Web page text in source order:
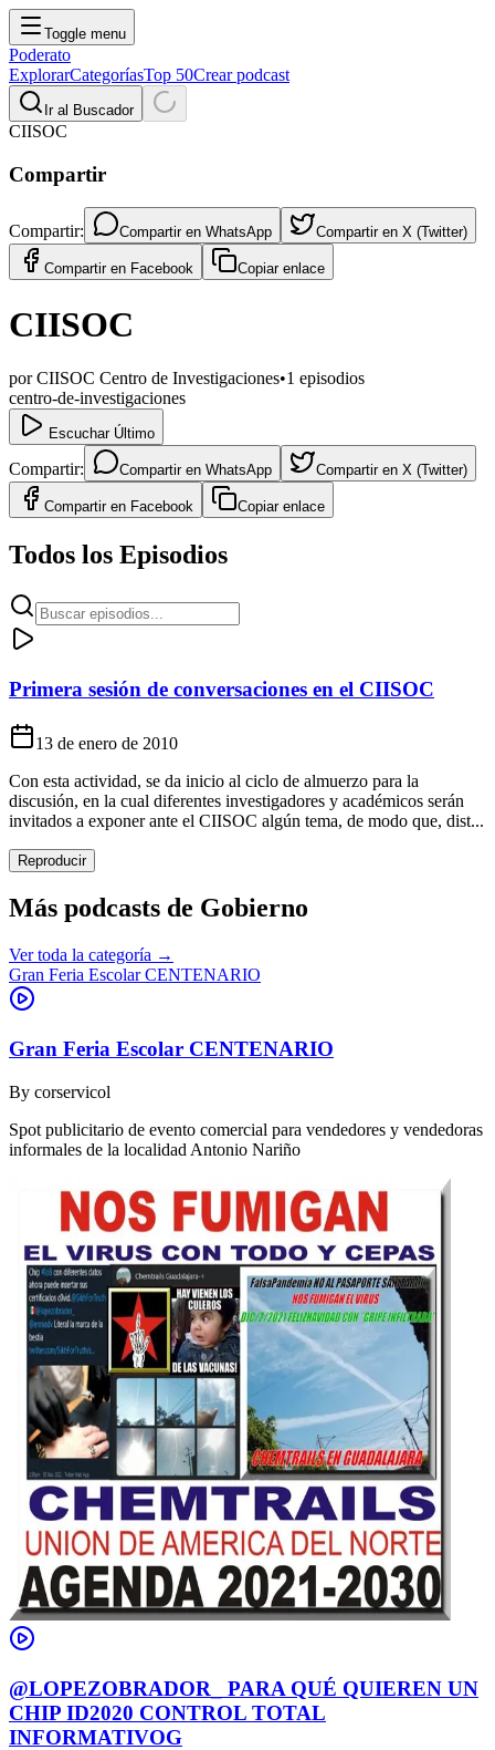
Toggle menu
Poderato
ExplorarCategoríasTop 50Crear podcast
Ir al Buscador
CIISOC
Compartir
Compartir: Compartir en WhatsApp Compartir en X (Twitter)
Compartir en Facebook Copiar enlace
CIISOC
porCIISOC Centro de Investigaciones•1 episodios
centro-de-investigaciones
Escuchar Último
Compartir: Compartir en WhatsApp Compartir en X (Twitter)
Compartir en Facebook Copiar enlace
Todos los Episodios
Primera sesión de conversaciones en el CIISOC
13 de enero de 2010
Con esta actividad, se da inicio al ciclo de almuerzo para la
discusión, en la cual diferentes investigadores y académicos serán
invitados a exponer ante el CIISOC algún tema, de modo que, dist...
Reproducir
Más podcasts de Gobierno
Ver toda la categoría →
Gran Feria Escolar CENTENARIO
Gran Feria Escolar CENTENARIO
By corservicol
Spot publicitario de evento comercial para vendedores y vendedoras
informales de la localidad Antonio Nariño
@LOPEZOBRADOR_ PARA QUÉ QUIEREN UN
CHIP ID2020 CONTROL TOTAL
INFORMATIVOG